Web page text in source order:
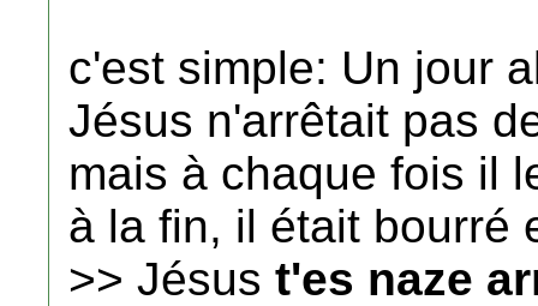
c'est simple: Un jour
Jésus n'arrêtait pas
mais à chaque fois il
à la fin, il était bourré
>> Jésus t'es naze